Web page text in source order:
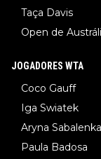
Taça Davis
Open de
JOGADORES WTA
Coco Gauff
Iga Swiatek
Aryna Sabalenka
Paula Badosa